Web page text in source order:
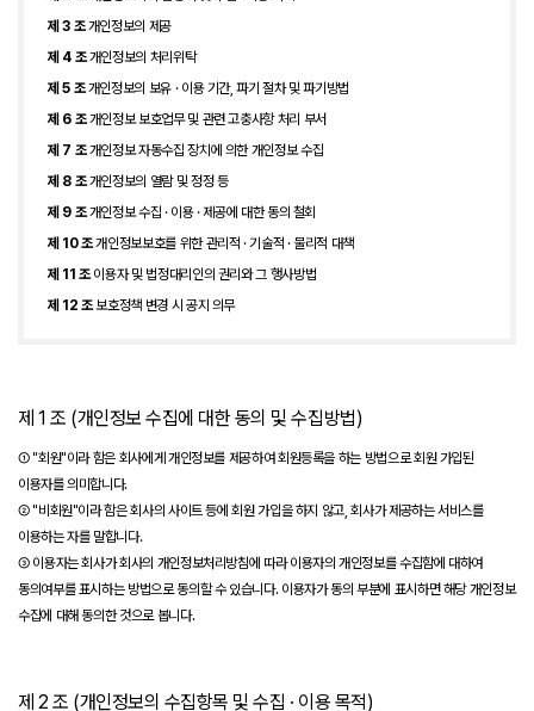
제 3 조개인정보의 제공
제 4 조개인정보의 처리위탁
제 5 조개인정보의 보유 · 이용 기간, 파기 절차 및 파기방법
제 6 조개인정보 보호업무 및 관련 고충사항 처리 부서
제 7 조개인정보 자동수집 장치에 의한 개인정보 수집
제 8 조개인정보의 열람 및 정정 등
제 9 조개인정보 수집 · 이용 · 제공에 대한 동의 철회
제 10 조개인정보보호를 위한 관리적 · 기술적 · 물리적 대책
제 11 조이용자 및 법정대리인의 권리와 그 행사방법
제 12 조보호정책 변경 시 공지 의무
제 1 조 (개인정보 수집에 대한 동의 및 수집방법)
① "회원"이라 함은 회사에게 개인정보를 제공하여 회원등록을 하는 방법으로 회원 가입된
이용자를 의미합니다.
② "비회원"이라 함은 회사의 사이트 등에 회원 가입을 하지 않고, 회사가 제공하는 서비스를
이용하는 자를 말합니다.
③ 이용자는 회사가 회사의 개인정보처리방침에 따라 이용자의 개인정보를 수집함에 대하여
동의여부를 표시하는 방법으로 동의할 수 있습니다. 이용자가 동의 부분에 표시하면 해당 개인정보
수집에 대해 동의한 것으로 봅니다.
제 2 조 (개인정보의 수집항목 및 수집 · 이용 목적)